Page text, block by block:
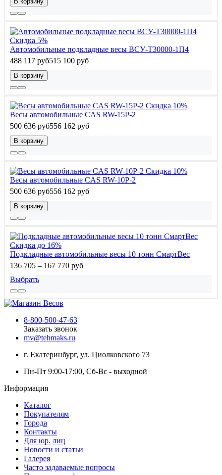
Скидка 5%
Автомобильные подкладные весы ВСУ-Т30000-1П4
488 117 руб515 100 руб
В корзину
Скидка 10%
Весы автомобильные CAS RW-15P-2
500 636 руб556 162 руб
В корзину
Скидка 10%
Весы автомобильные CAS RW-10P-2
500 636 руб556 162 руб
В корзину
Скидка до 16%
Подкладные автомобильные весы 10 тонн СмартВес
136 705 – 167 770 руб
Выбрать
8-800-500-47-63
Заказать звонок
mv@tehmaks.ru
г. Екатеринбург, ул. Циолковского 73
Пн-Пт 9:00-17:00, Сб-Вс - выходной
Информация
Каталог
Покупателям
Города
Контакты
Для юр. лиц
Новости и статьи
Галерея
Часто задаваемые вопросы